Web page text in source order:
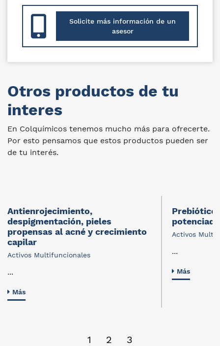
Solicite más información de un
asesor
Otros productos de tu
interes
En Colquímicos tenemos mucho más para ofrecerte.
Por esto pensamos que estos productos pueden ser
de tu interés.
Antienrojecimiento,
despigmentación, pieles
propensas al acné y crecimiento
capilar
Activos Multifuncionales
...
Más
Activos
...
Más
1 2 3